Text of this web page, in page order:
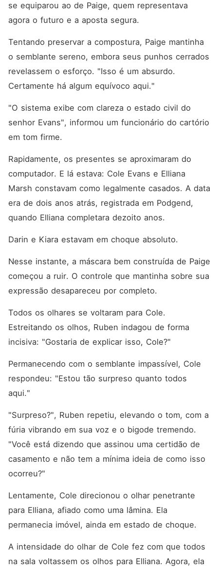
se equiparou ao de Paige, quem representava
agora o futuro e a aposta segura.
Tentando preservar a compostura, Paige mantinha
o semblante sereno, embora seus punhos cerrados
revelassem o esforço. "Isso é um absurdo.
Certamente há algum equívoco aqui."
"O sistema exibe com clareza o estado civil do
senhor Evans", informou um funcionário do cartório
em tom firme.
Rapidamente, os presentes se aproximaram do
computador. E lá estava: Cole Evans e Elliana
Marsh constavam como legalmente casados. A data
era de dois anos atrás, registrada em Podgend,
quando Elliana completara dezoito anos.
Darin e Kiara estavam em choque absoluto.
Nesse instante, a máscara bem construída de Paige
começou a ruir. O controle que mantinha sobre sua
expressão desapareceu por completo.
Todos os olhares se voltaram para Cole.
Estreitando os olhos, Ruben indagou de forma
incisiva: "Gostaria de explicar isso, Cole?"
Permanecendo com o semblante impassível, Cole
respondeu: "Estou tão surpreso quanto todos
aqui."
"Surpreso?", Ruben repetiu, elevando o tom, com a
fúria vibrando em sua voz e o bigode tremendo.
"Você está dizendo que assinou uma certidão de
casamento e não tem a mínima ideia de como isso
ocorreu?"
Lentamente, Cole direcionou o olhar penetrante
para Elliana, afiado como uma lâmina. Ela
permanecia imóvel, ainda em estado de choque.
A intensidade do olhar de Cole fez com que todos
na sala voltassem os olhos para Elliana. Agora, ela